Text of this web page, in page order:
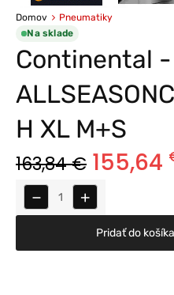
Domov
Pneumatiky
Na sklade
Continental
H XL M+S
163,84€ 155,64
− +
Pridať do košíka